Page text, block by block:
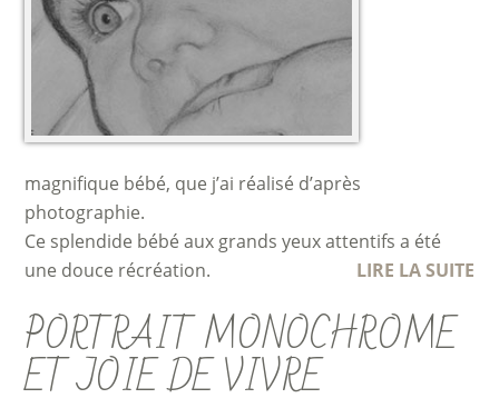
magnifique bébé, que j’ai réalisé d’après
photographie.
Ce splendide bébé aux grands yeux attentifs a été
une douce récréation.
LIRE LA SUITE
PORTRAIT MONOCHROME
ET JOIE DE VIVRE